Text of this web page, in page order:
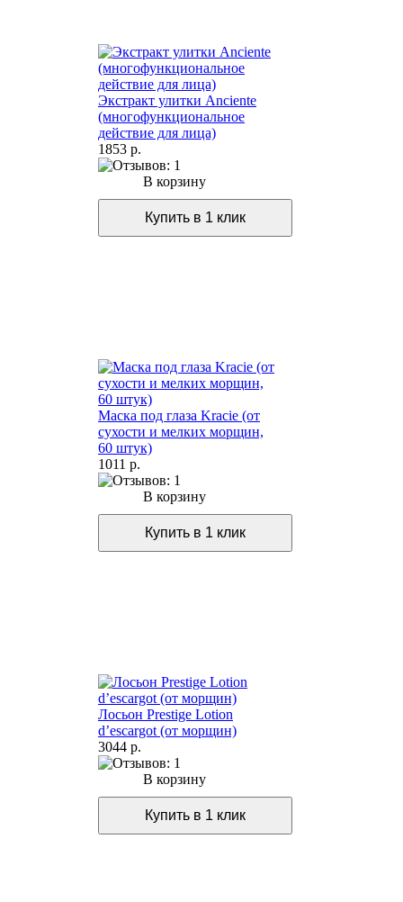
Экстракт улитки Anciente
(многофункциональное
действие для лица)
1853 р.
В корзину
Маска под глаза Kracie (от
сухости и мелких морщин,
60 штук)
1011 р.
В корзину
Лосьон Prestige Lotion
d’escargot (от морщин)
3044 р.
В корзину